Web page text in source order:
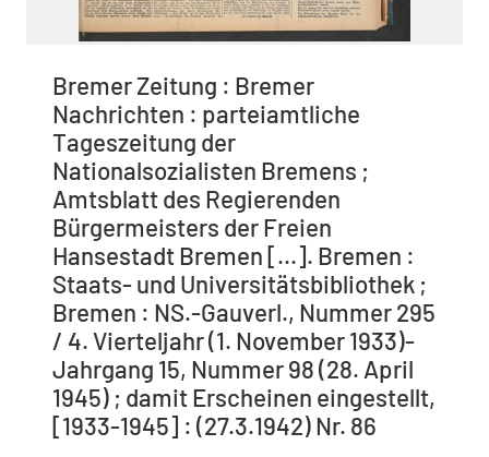
Bremer Zeitung : Bremer
Nachrichten : parteiamtliche
Tageszeitung der
Nationalsozialisten Bremens ;
Amtsblatt des Regierenden
Bürgermeisters der Freien
Hansestadt Bremen [...]. Bremen :
Staats- und Universitätsbibliothek ;
Bremen : NS.-Gauverl., Nummer 295
/ 4. Vierteljahr (1. November 1933)-
Jahrgang 15, Nummer 98 (28. April
1945) ; damit Erscheinen eingestellt,
[1933-1945] : (27.3.1942) Nr. 86